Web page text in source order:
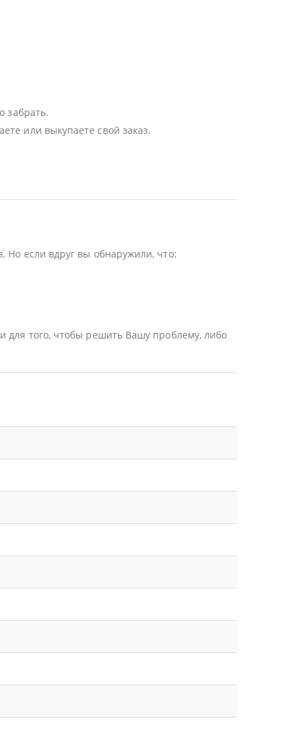
забрать.
или выкупаете свой заказ.
Но если вдруг вы обнаружили, что:
для того, чтобы решить Вашу проблему, либо